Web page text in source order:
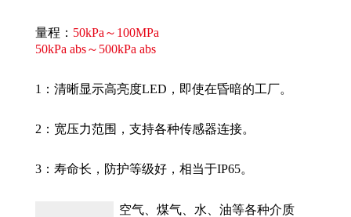
量程： 50kPa～100MPa
50kPa abs～500kPa abs
1：清晰显示高亮度LED，即使在昏暗的工厂。
2：宽压力范围，支持各种传感器连接。
3：寿命长，防护等级好，相当于IP65。
空气、煤气、水、油等各种介质